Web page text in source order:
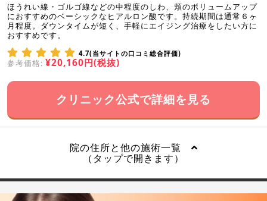
ほうれい線・ゴルゴ線などの中程度のしわ、頬のボリュームアップ
におすすめのベーシックなヒアルロン酸です。持続期間は通常６ヶ
月程度。ダウンタイムが短く、手軽にエイジング治療をしたい方に
おすすめです。
4.7(当サイトの口コミ総合評価)
参考価格: ¥20,160円(税抜)
クリニック公式で詳細を見る
院の住所と他の施術一覧
（タップで開きます）